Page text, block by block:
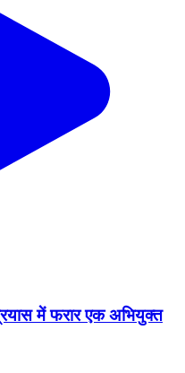
में फरार एक अभियुक्त